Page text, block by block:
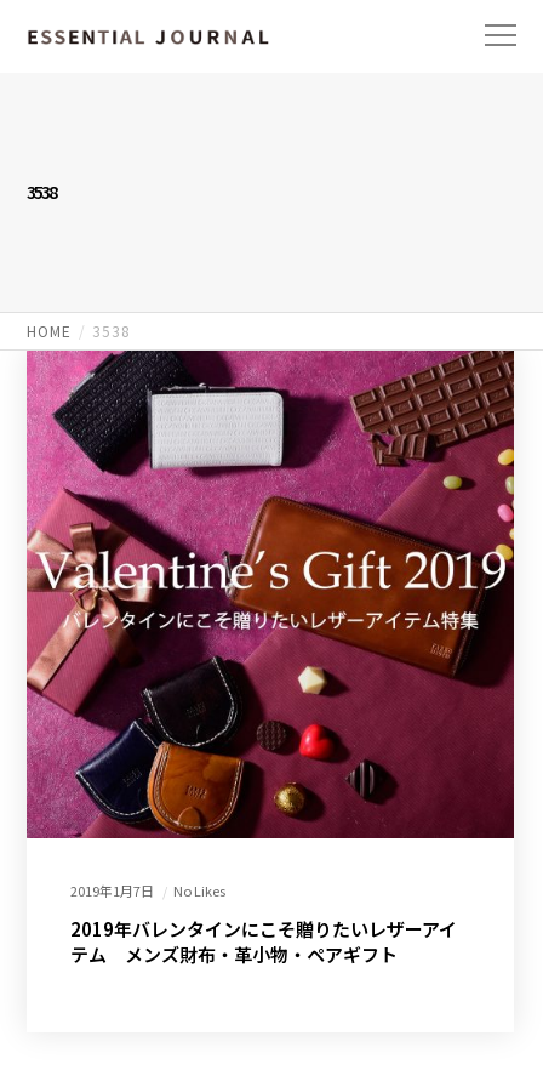
3538
HOME 3538
2019年1月7日 No Likes
2019年バレンタインにこそ贈りたいレザーアイ
テム メンズ財布・革小物・ペアギフト